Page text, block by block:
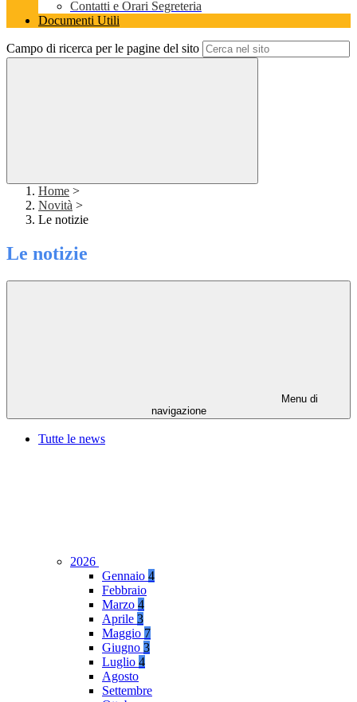
Contatti e Orari Segreteria
Documenti Utili
Campo di ricerca per le pagine del sito
Home >
Novità >
Le notizie
Le notizie
Menu di
navigazione
Tutte le news
2026
Gennaio 4
Febbraio
Marzo 4
Aprile 3
Maggio 7
Giugno 3
Luglio 4
Agosto
Settembre